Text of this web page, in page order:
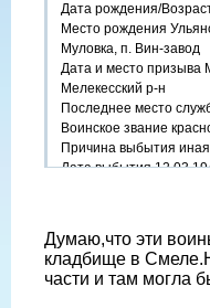
Дата рождения/
Место рождения
Муловка, п. Вин-завод
Дата и место призыва
Мелекесский р-н
Последнее место
Воинское звание
Причина выбытия
Дата выбытия
Думаю,что эти
кладбище в
части и там могла